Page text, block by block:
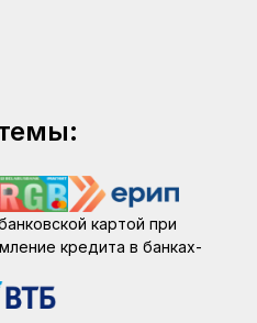
картой при
кредита в банках-